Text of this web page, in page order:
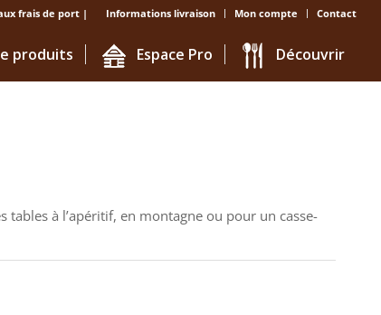
Informations livraison Mon compte Contact
frais de port |
produits Espace Pro Découvrir
tables à l’apéritif, en montagne ou pour un casse-